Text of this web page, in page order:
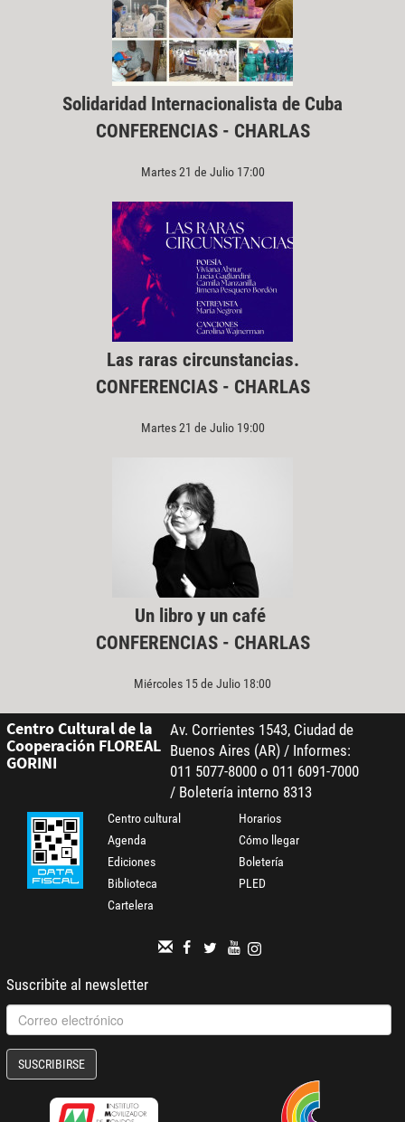
Solidaridad Internacionalista de Cuba
CONFERENCIAS - CHARLAS
Martes 21 de Julio 17:00
Las raras circunstancias.
CONFERENCIAS - CHARLAS
Martes 21 de Julio 19:00
Un libro y un café
CONFERENCIAS - CHARLAS
Miércoles 15 de Julio 18:00
Centro Cultural de la
Cooperación FLOREAL
GORINI
Av. Corrientes 1543, Ciudad de
Buenos Aires (AR) / Informes:
011 5077-8000 o 011 6091-7000
/ Boletería interno 8313
Centro cultural
Agenda
Ediciones
Biblioteca
Cartelera
Horarios
Cómo llegar
Boletería
PLED
Suscribite al newsletter
SUSCRIBIRSE